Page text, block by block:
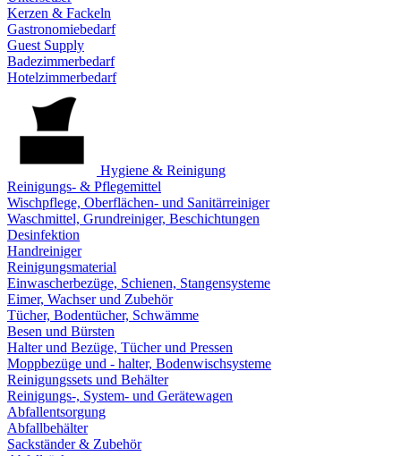
Kerzen & Fackeln
Gastronomiebedarf
Guest Supply
Badezimmerbedarf
Hotelzimmerbedarf
Hygiene & Reinigung
Reinigungs- & Pflegemittel
Wischpflege, Oberflächen- und Sanitärreiniger
Waschmittel, Grundreiniger, Beschichtungen
Desinfektion
Handreiniger
Reinigungsmaterial
Einwascherbezüge, Schienen, Stangensysteme
Eimer, Wachser und Zubehör
Tücher, Bodentücher, Schwämme
Besen und Bürsten
Halter und Bezüge, Tücher und Pressen
Moppbezüge und - halter, Bodenwischsysteme
Reinigungssets und Behälter
Reinigungs-, System- und Gerätewagen
Abfallentsorgung
Abfallbehälter
Sackständer & Zubehör